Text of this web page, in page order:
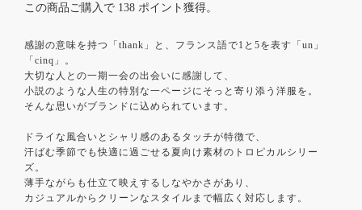
この商品ご購入で 138 ポイント獲得。
感謝の意味を持つ「thank」と、フランス語で1と5を表す「un」
「cinq」。
大切な人との一期一会の出会いに感謝して、
小説のような人生の特別な一ページにそっと寄り添う洋服を。
そんな思いがブランドに込められています。
ドライな風合いとシャリ感のあるタッチが特徴で、
汗ばむ季節でも快適に過ごせる夏向け素材のトロピカルシリー
ズ。
薄手ながらも仕立て映えするしなやかさがあり、
カジュアルからクリーンなスタイルまで幅広く対応します。